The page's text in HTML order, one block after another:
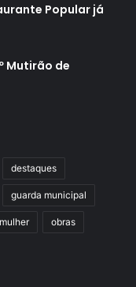
Popular já
Mutirão de
destaques
guarda municipal
mulher obras